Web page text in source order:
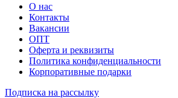
О нас
Контакты
Вакансии
ОПТ
Оферта и реквизиты
Политика конфиденциальности
Корпоративные подарки
Подписка на рассылку